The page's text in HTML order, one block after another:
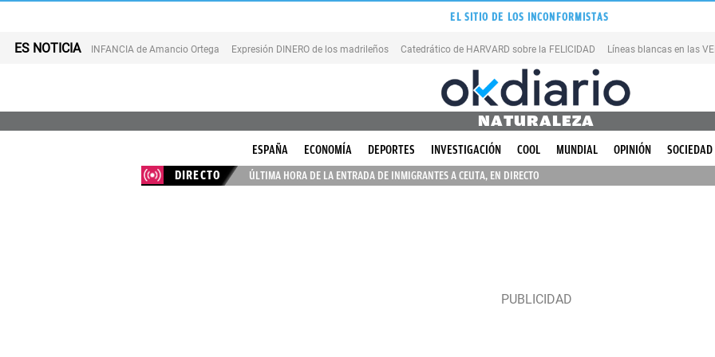
EL SITIO DE LOS INCONFORMISTAS
ES NOTICIA INFANCIA de Amancio Ortega Expresión DINERO de los madrileños Catedrático de HARVARD sobre la FELICIDAD Líneas blancas en las
NATURALEZA
ESPAÑA ECONOMÍA DEPORTES INVESTIGACIÓN COOL MUNDIAL OPINIÓN SOCIEDAD
DIRECTO
ÚLTIMA HORA DE LA ENTRADA DE INMIGRANTES A CEUTA, EN DIRECTO